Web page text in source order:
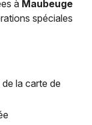
à Maubeuge
spéciales
la carte de